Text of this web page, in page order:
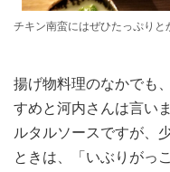
チキン南蛮にはぜひたっぷりと
揚げ物料理のなかでも
すめと河内さんは言い
ルタルソースですが、
ときは、「いぶりがっ